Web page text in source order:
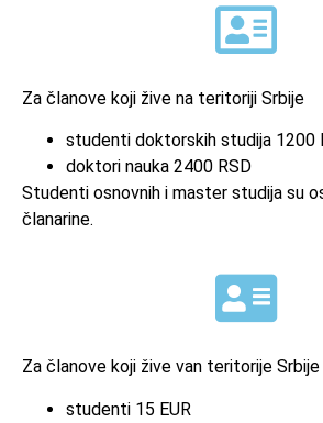
Za članove koji žive na teritoriji Srbije
studenti doktorskih studija 1200
doktori nauka 2400 RSD
Studenti osnovnih i master studija su
članarine.
Za članove koji žive van teritorije Srbije
studenti 15 EUR